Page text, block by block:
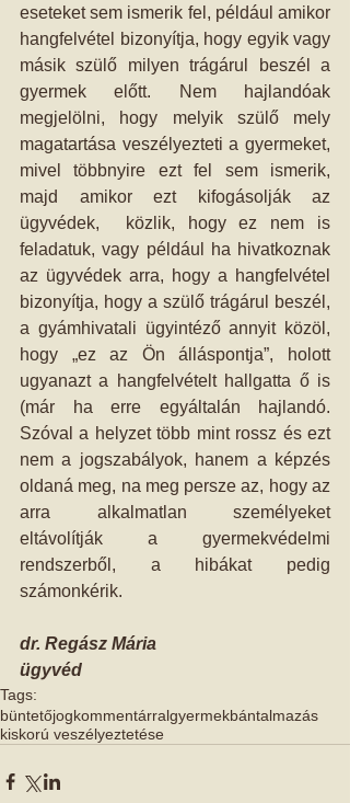
eseteket sem ismerik fel, például amikor
hangfelvétel bizonyítja, hogy egyik vagy
másik szülő milyen trágárul beszél a
gyermek előtt. Nem hajlandóak
megjelölni, hogy melyik szülő mely
magatartása veszélyezteti a gyermeket,
mivel többnyire ezt fel sem ismerik,
majd amikor ezt kifogásolják az
ügyvédek,  közlik, hogy ez nem is
feladatuk, vagy például ha hivatkoznak
az ügyvédek arra, hogy a hangfelvétel
bizonyítja, hogy a szülő trágárul beszél,
a gyámhivatali ügyintéző annyit közöl,
hogy „ez az Ön álláspontja”, holott
ugyanazt a hangfelvételt hallgatta ő is
(már ha erre egyáltalán hajlandó.
Szóval a helyzet több mint rossz és ezt
nem a jogszabályok, hanem a képzés
oldaná meg, na meg persze az, hogy az
arra alkalmatlan személyeket
eltávolítják a gyermekvédelmi
rendszerből, a hibákat pedig
számonkérik.
dr. Regász Mária
ügyvéd
Tags:
büntetőjogkommentárralgyermekbántalmazás
kiskorú veszélyeztetése